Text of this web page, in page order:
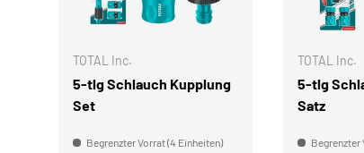
TOTAL Inc.
5-tlg Schlauch Kupplung
Set
Begrenzter Vorrat (4 Einheiten)
IN DEN WARENKORB
TOTAL Inc.
5-tlg
Satz
Begrenzter